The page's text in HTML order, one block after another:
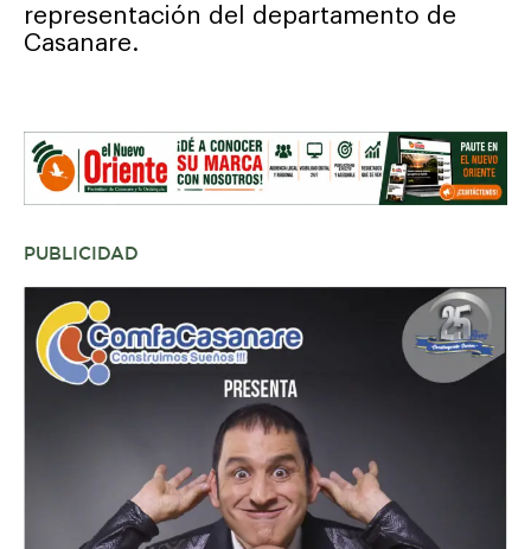
representación del departamento de
Casanare.
PUBLICIDAD